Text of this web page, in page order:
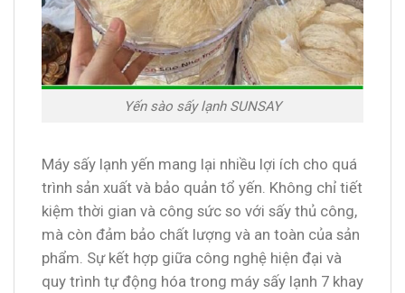
Yến sào sấy lạnh SUNSAY
Máy sấy lạnh yến mang lại nhiều lợi ích cho quá
trình sản xuất và bảo quản tổ yến. Không chỉ tiết
kiệm thời gian và công sức so với sấy thủ công,
mà còn đảm bảo chất lượng và an toàn của sản
phẩm. Sự kết hợp giữa công nghệ hiện đại và
quy trình tự động hóa trong máy sấy lạnh 7 khay